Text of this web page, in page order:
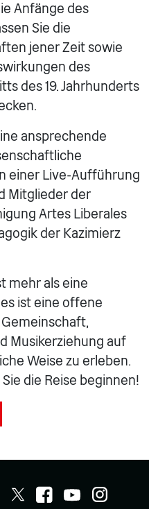
Anfänge des
Sie die
jener Zeit sowie
des
des 19. Jahrhunderts
ansprechende
einer Live-Aufführung
Mitglieder der
Artes Liberales
der Kazimierz
mehr als eine
ist eine offene
Musikerziehung auf
Weise zu erleben.
die Reise beginnen!